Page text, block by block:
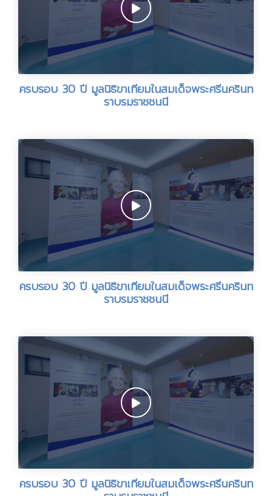
ครบรอบ 30 ปี มูลนิธิขาเทียมในสมเด็จพระศรีนครินท
ราบรมราชชนนี
ครบรอบ 30 ปี มูลนิธิขาเทียมในสมเด็จพระศรีนครินท
ราบรมราชชนนี
ครบรอบ 30 ปี มูลนิธิขาเทียมในสมเด็จพระศรีนครินท